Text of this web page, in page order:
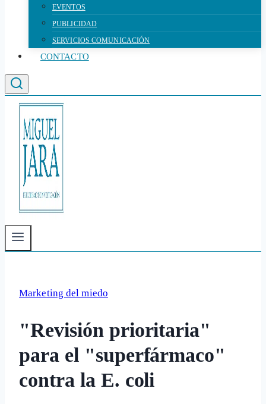
EVENTOS
PUBLICIDAD
SERVICIOS COMUNICACIÓN
CONTACTO
Marketing del miedo
"Revisión prioritaria"
para el "superfármaco"
contra la E. coli